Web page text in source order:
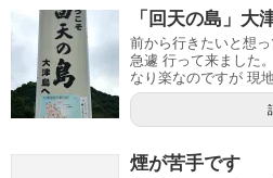
「回天の島」
前から行きたいと想
急遽 行って来ました
なり楽なのですが 現
煙が苦手です